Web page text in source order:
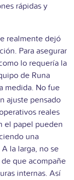
rápidas y
realmente dejó
Para asegurar
lo requería la
de Runa
medida. No fue
ajuste pensado
reales
el papel pueden
una
la larga, no se
que acompañe
internas. Así